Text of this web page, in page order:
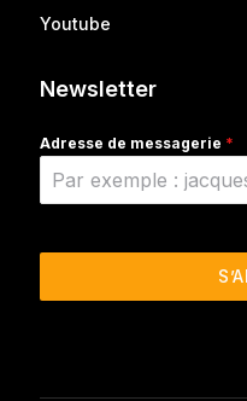
Youtube
Newsletter
Adresse de messagerie *